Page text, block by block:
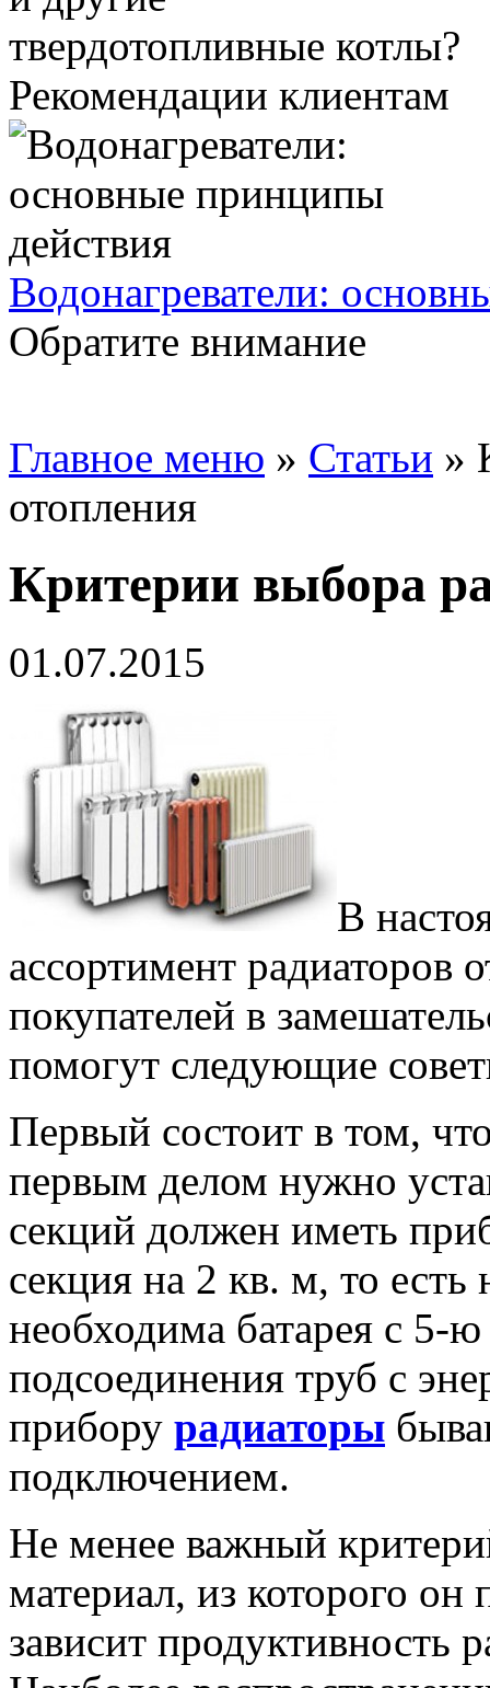
Рекомендации клиентам
Водонагреватели:
Обратите внимание
Главное меню » Статьи »
отопления
Критерии выбора
01.07.2015
В
ассортимент радиаторов
покупателей в
помогут следующие
Первый состоит в том,
первым делом нужно
секций должен иметь
секция на 2 кв. м, то
необходима батарея с 5-
подсоединения труб с
прибору радиаторы
подключением.
Не менее важный
материал, из которого он
зависит продуктивность